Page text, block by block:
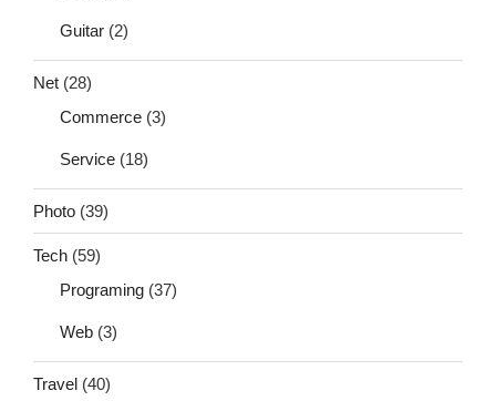
Guitar (2)
Net (28)
Commerce (3)
Service (18)
Photo (39)
Tech (59)
Programing (37)
Web (3)
Travel (40)